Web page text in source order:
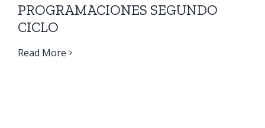
PROGRAMACIONES SEGUNDO
CICLO
Read More